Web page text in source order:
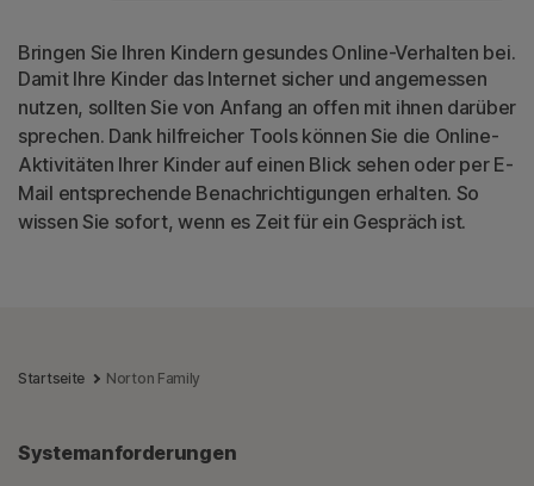
Bringen Sie Ihren Kindern gesundes Online-Verhalten bei.
Damit Ihre Kinder das Internet sicher und angemessen
nutzen, sollten Sie von Anfang an offen mit ihnen darüber
sprechen. Dank hilfreicher Tools können Sie die Online-
Aktivitäten Ihrer Kinder auf einen Blick sehen oder per E-
Mail entsprechende Benachrichtigungen erhalten. So
wissen Sie sofort, wenn es Zeit für ein Gespräch ist.
Startseite Norton Family
Systemanforderungen